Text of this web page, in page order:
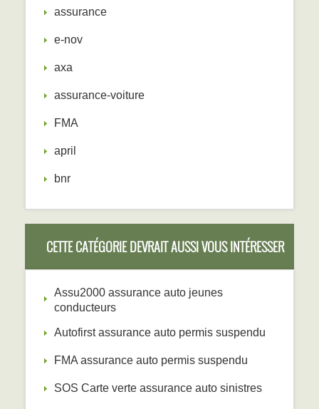
assurance
e-nov
axa
assurance-voiture
FMA
april
bnr
CETTE CATÉGORIE DEVRAIT AUSSI VOUS INTÉRESSER
Assu2000 assurance auto jeunes
conducteurs
Autofirst assurance auto permis suspendu
FMA assurance auto permis suspendu
SOS Carte verte assurance auto sinistres